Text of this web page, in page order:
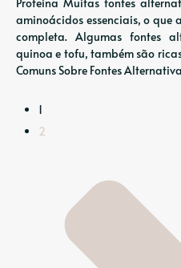
aminoácidos essenciais, o que
completa. Algumas fontes
quinoa e tofu, também são
Comuns Sobre Fontes
1
2